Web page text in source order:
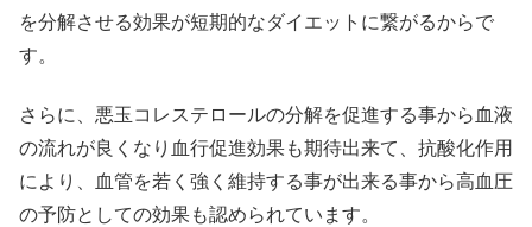
を分解させる効果が短期的なダイエットに繋がるからで
す。
さらに、悪玉コレステロールの分解を促進する事から血液
の流れが良くなり血行促進効果も期待出来て、抗酸化作用
により、血管を若く強く維持する事が出来る事から高血圧
の予防としての効果も認められています。